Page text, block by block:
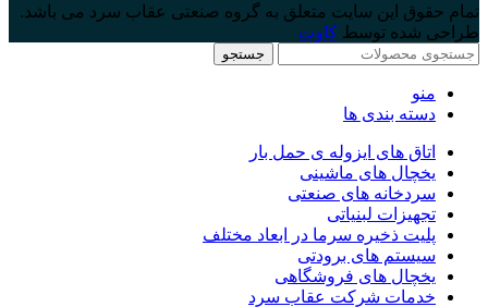
تمام حقوق این سایت متعلق به گروه صنعتی عقاب سرد می باشد.
طراحی شده توسط کاوت
جستجو
منو
دسته بندی ها
اتاق های ایزوله ی حمل بار
یخچال های ماشینی
سردخانه های صنعتی
تجهیزات لبنیاتی
پلیت ذخیره سرما در ابعاد مختلف
سیستم های برودتی
یخچال های فروشگاهی
خدمات شرکت عقاب سرد